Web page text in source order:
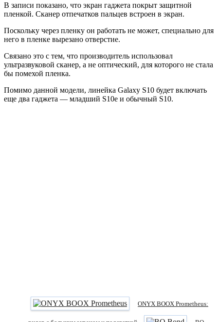
В записи показано, что экран гаджета покрыт защитной
пленкой. Сканер отпечатков пальцев встроен в экран.
Поскольку через пленку он работать не может, специально для
него в пленке вырезано отверстие.
Связано это с тем, что производитель использовал
ультразвуковой сканер, а не оптический, для которого не стала
бы помехой пленка.
Помимо данной модели, линейка Galaxy S10 будет включать
еще два гаджета — младший S10e и обычный S10.
ONYX BOOX Prometheus: